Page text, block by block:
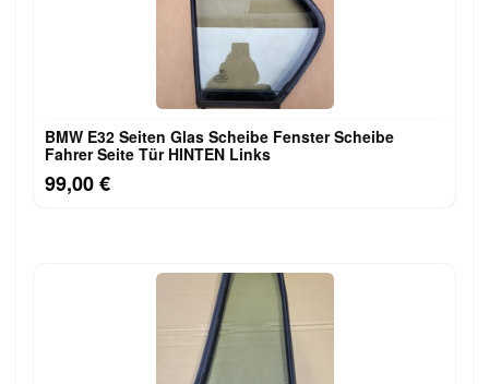
BMW E32 Seiten Glas Scheibe Fenster Scheibe
Fahrer Seite Tür HINTEN Links
99,00 €